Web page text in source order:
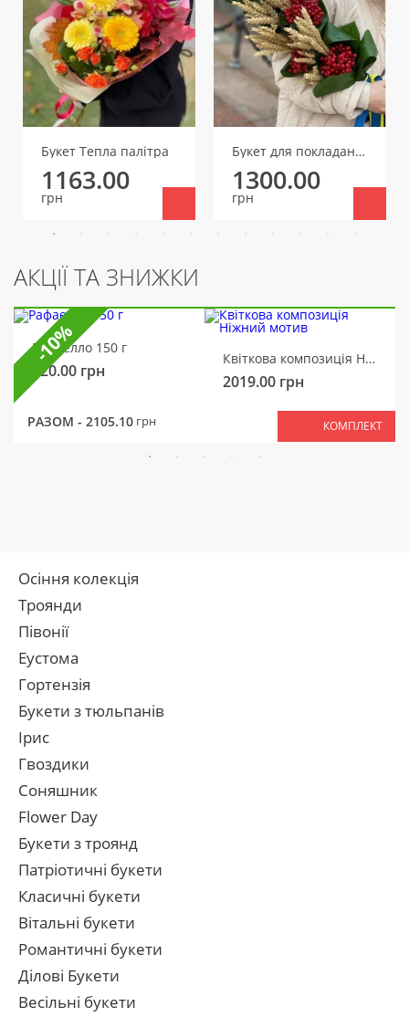
Букет Тепла палітра
1163.00
грн
Букет для покладання з калиною та колосками
1300.00
грн
АКЦІЇ ТА ЗНИЖКИ
Рафаелло 150 г
320.00 грн
Квіткова композиція Ніжний мотив
2019.00 грн
РАЗОМ - 2105.10 грн КОМПЛЕКТ
-10%
Осіння колекція
Троянди
Півонії
Еустома
Гортензія
Букети з тюльпанів
Ірис
Гвоздики
Соняшник
Flower Day
Букети з троянд
Патріотичні букети
Класичні букети
Вітальні букети
Романтичні букети
Ділові Букети
Весільні букети